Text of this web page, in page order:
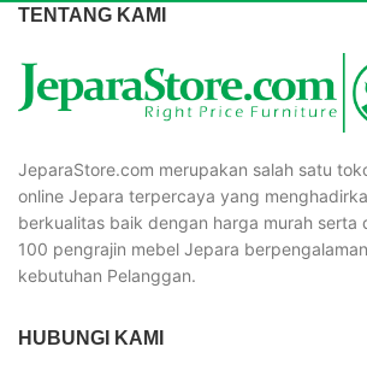
TENTANG KAMI
JeparaStore.com merupakan salah satu
online Jepara terpercaya yang
berkualitas baik dengan harga murah serta
100 pengrajin mebel Jepara
kebutuhan Pelanggan.
HUBUNGI KAMI